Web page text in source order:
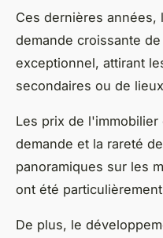
Ces dernières années,
demande croissante
exceptionnel, attirant
secondaires ou de
Les prix de
demande et la rareté
panoramiques sur les
ont été
De plus, le